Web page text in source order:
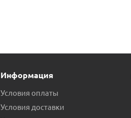
Информация
Условия оплаты
Условия доставки